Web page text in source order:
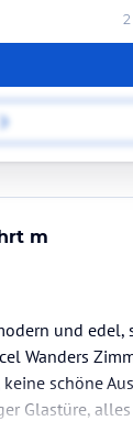
2
m
und
Wanders
schöne
Glastüre,